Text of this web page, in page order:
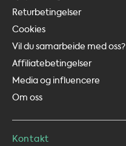
Returbetingelser
Cookies
Vil du samarbeide med oss?
Affiliatebetingelser
Media og influencere
Om oss
Kontakt